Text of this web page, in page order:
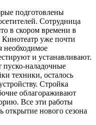
подготовлены
Сотрудница
в скором времени в
Кинотеатр уже почти
необходимое
и устанавливают.
пуско-наладочные
техники, осталось
Стройка
облагораживают
Все эти работы
открытие нового сезона